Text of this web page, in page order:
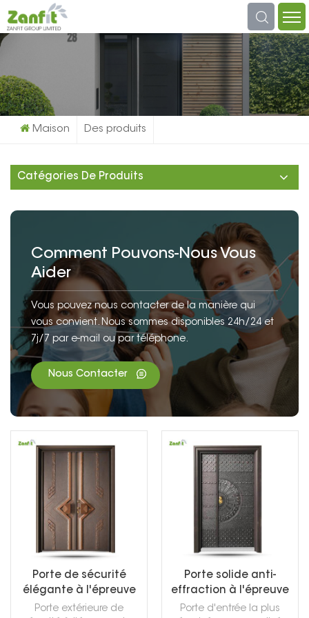
Maison Des produits
Catégories De Produits
Comment Pouvons-Nous Vous
Aider
Vous pouvez nous contacter de la manière qui
vous convient. Nous sommes disponibles 24h/24 et
7j/7 par e-mail ou par téléphone.
Nous Contacter
Porte de sécurité
élégante à l'épreuve
des balles en fonte
Porte extérieure de
Porte solide anti-
effraction à l'épreuve
des balles d'entrée de
Porte d'entrée la plus